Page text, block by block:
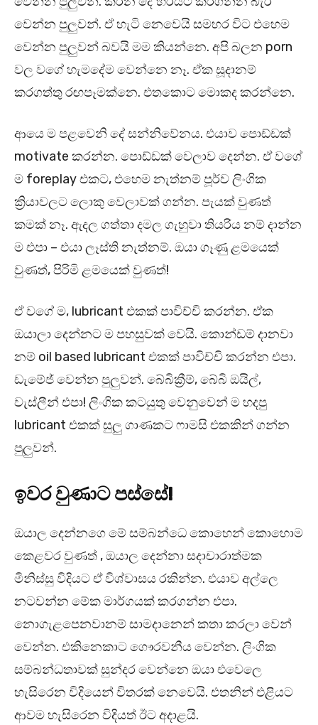
වෙන්න පුලුවන්. ඒ හැටි නෙවෙයි සමහර විට එහෙම
වෙන්න පුලුවන් බවයි මම කියන්නෙ. අපි බලන porn
වල වගේ හැමදේම වෙන්නෙ නෑ. ඒක සූදානම්
කරගත්තු රඟපෑමක්නෙ. එතකොට මොකද කරන්නෙ.
ආයෙ ම පළවෙනි දේ සන්නිවේනය. එයාව පොඩ්ඩක්
motivate කරන්න. පොඩ්ඩක් වෙලාව දෙන්න. ඒ වගේ
ම foreplay එකට, එහෙම නැත්නම් පූර්ව ලිංගික
ක්‍රියාවලට ලොකු වෙලාවක් ගන්න. පැයක් වුණත්
කමක් නෑ. ඇදල ගත්තා දමල ගැහුවා තියරිය නම් දාන්න
ම එපා – එයා ලෑස්ති නැත්නම්. ඔයා ගෑණු ළමයෙක්
වුණත්, පිරිමි ළමයෙක් වුණත්!
ඒ වගේ ම, lubricant එකක් පාවිච්චි කරන්න. ඒක
ඔයාලා දෙන්නට ම පහසුවක් වෙයි. කොන්ඩම් දානවා
නම් oil based lubricant එකක් පාවිච්චි කරන්න එපා.
ඩැමේජ් වෙන්න පුලුවන්. බේබික්‍රීම්, බේබි ඔයිල්,
වැස්ලීන් එපා! ලිංගික කටයුතු වෙනුවෙන් ම හදපු
lubricant එකක් සුලු ගාණකට ෆාමසි එකකින් ගන්න
පුලුවන්.
ඉවර වුණාට පස්සේ!
ඔයාල දෙන්නගෙ මේ සම්බන්ධෙ කොහෙන් කොහොම
කෙළවර වුණත් , ඔයාල දෙන්නා සදාචාරාත්මක
මිනිස්සු විදියට ඒ විශ්වාසය රකින්න. එයාව අල්ලෙ
නටවන්න මේක මාර්ගයක් කරගන්න එපා.
නොගැළපෙනවානම් සාමදානෙන් කතා කරලා වෙන්
වෙන්න. එකිනෙකාට ගෞරවනීය වෙන්න. ලිංගික
සම්බන්ධතාවක් සුන්දර වෙන්නෙ ඔයා එවෙලෙ
හැසිරෙන විදියෙන් විතරක් නෙවෙයි. එතනින් එළියට
ආවම හැසිරෙන විදියත් ඊට අදාළයි.